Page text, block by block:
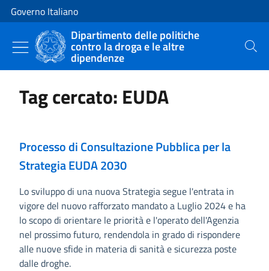
Vai al contenuto
Vai alla navigazione del sito
Governo Italiano
Dipartimento delle politiche
contro la droga e le altre
dipendenze Cerca
Tag cercato: EUDA
Processo di Consultazione Pubblica per la
Strategia EUDA 2030
Lo sviluppo di una nuova Strategia segue l'entrata in
vigore del nuovo rafforzato mandato a Luglio 2024 e ha
lo scopo di orientare le priorità e l'operato dell'Agenzia
nel prossimo futuro, rendendola in grado di rispondere
alle nuove sfide in materia di sanità e sicurezza poste
dalle droghe.